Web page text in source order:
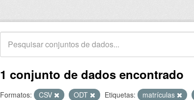
1 conjunto de dados encontrado
Formatos: CSV ODT Etiquetas: matrículas